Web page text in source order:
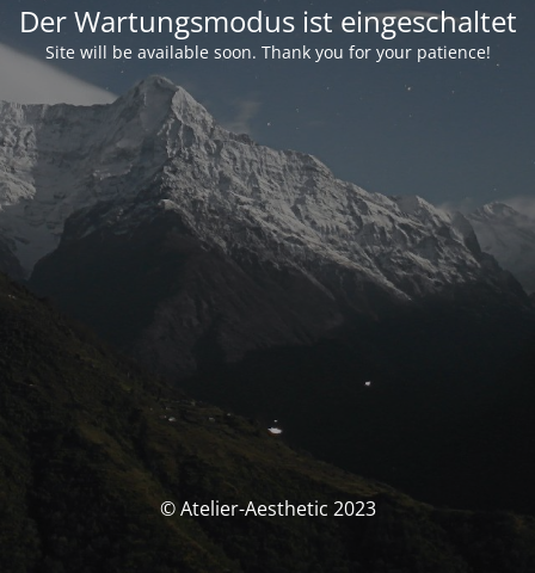
Der Wartungsmodus ist eingeschaltet
Site will be available soon. Thank you for your patience!
© Atelier-Aesthetic 2023